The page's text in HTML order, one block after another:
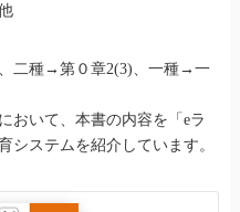
、二種→第０章2(3)、一種→一
おいて、本書の内容を「eラ
システムを紹介しています。